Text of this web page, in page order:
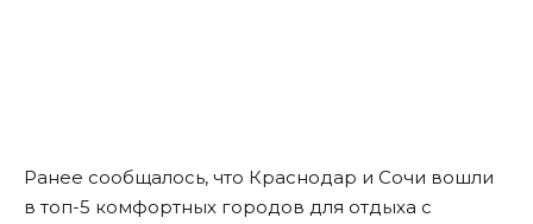
Ранее сообщалось, что Краснодар и Сочи вошли
втоп-5 комфортных городов для отдыха с